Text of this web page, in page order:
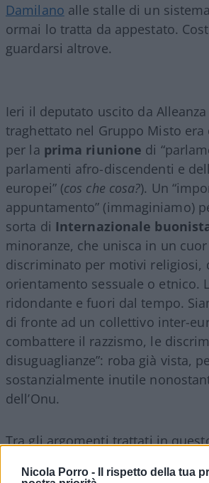
Nicola Porro -
Il rispetto della tua
Damilano alle stalle di un
ormai lo tratta da appestato.
guardarsi altrove.
Ieri il deputato uscito da
traghettato nel Gruppo Misto era
per la prima riunione di
parlamenti afro-discendenti e
europei” (cos che cosa?). Un
appuntamento” (immaginiamo)
sorta di Internazionale
minoranze, che unisca in un
discriminato per motivi religiosi,
orientamento sessuale o etnico.
ridondante e fuori dal tempo.
di fronte ad un collettivo inter-
combattere il razzismo, le
disuguaglianze”: roba già vista,
sostanzialmente inutile
dell’Onu.
Tra gli argomenti trattati in
potevano mica mancare le